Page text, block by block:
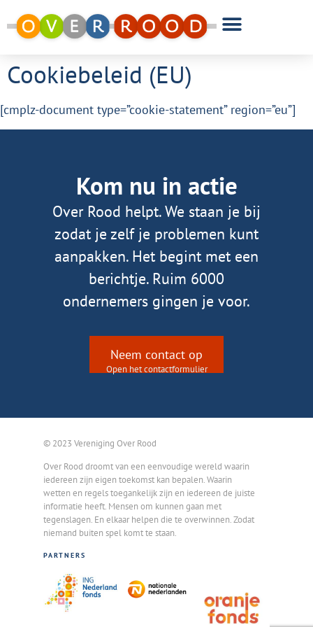
Cookiebeleid (EU)
[cmplz-document type=”cookie-statement” region=”eu”]
Kom nu in actie
Over Rood helpt. We staan je bij
zodat je zelf je problemen kunt
aanpakken. Het begint met een
berichtje. Ruim 6000
ondernemers gingen je voor.
Neem contact op
Open het contactformulier
© 2023 Vereniging Over Rood
Over Rood droomt van een eenvoudige wereld waarin
iedereen zijn eigen toekomst kan bepalen. Waarin
wetten en regels toegankelijk zijn en iedereen de juiste
informatie heeft. Mensen om kunnen gaan met
tegenslagen. En elkaar helpen die te overwinnen. Zodat
niemand buiten spel komt te staan.
PARTNERS